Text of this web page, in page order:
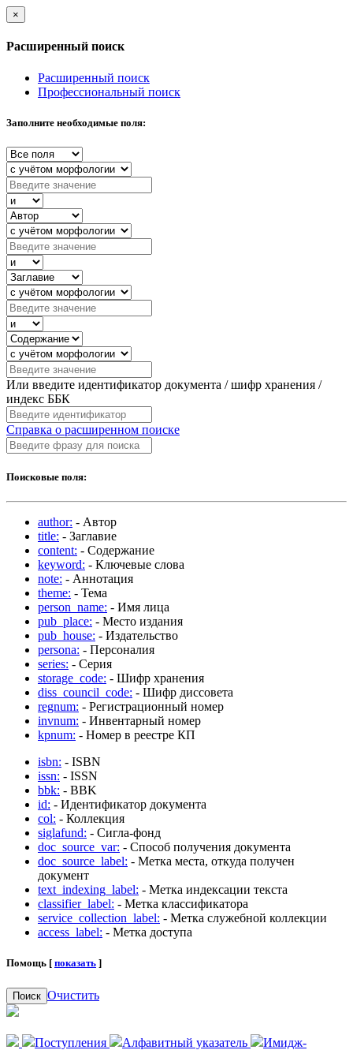
×
Расширенный поиск
Расширенный поиск
Профессиональный поиск
Заполните необходимые поля:
Или введите идентификатор документа / шифр хранения /
индекс ББК
Справка о расширенном поиске
Поисковые поля:
author: - Автор
title: - Заглавие
content: - Содержание
keyword: - Ключевые слова
note: - Аннотация
theme: - Тема
person_name: - Имя лица
pub_place: - Место издания
pub_house: - Издательство
persona: - Персоналия
series: - Серия
storage_code: - Шифр хранения
diss_council_code: - Шифр диссовета
regnum: - Регистрационный номер
invnum: - Инвентарный номер
kpnum: - Номер в реестре КП
isbn: - ISBN
issn: - ISSN
bbk: - BBK
id: - Идентификатор документа
col: - Коллекция
siglafund: - Сигла-фонд
doc_source_var: - Способ получения документа
doc_source_label: - Метка места, откуда получен
документ
text_indexing_label: - Метка индексации текста
classifier_label: - Метка классификатора
service_collection_label: - Метка служебной коллекции
access_label: - Метка доступа
Помощь [ показать ]
Поиск Очистить
Поступления Алфавитный указатель
Имидж-